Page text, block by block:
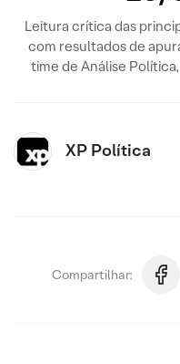
Leitura crítica das
com resultados de
time de Análise
XP Política
Compartilhar: